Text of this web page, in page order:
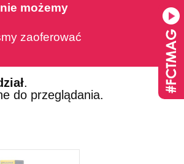
możemy
zaoferować
.
do przeglądania.